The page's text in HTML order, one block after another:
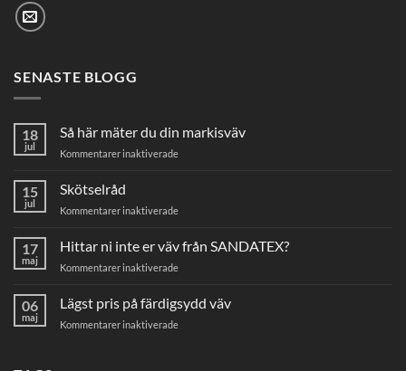
SENASTE BLOGG
18
jul
Så här mäter du din markisväv
Kommentarer inaktiveradeför
du
markisväv
15
jul
Skötselråd
Kommentarer inaktiveradeför
17
maj
Hittar ni inte er väv från SANDATEX?
Kommentarer inaktiveradeför
inte
er
06
maj
Lägst pris på färdigsydd väv
Kommentarer inaktiveradeför